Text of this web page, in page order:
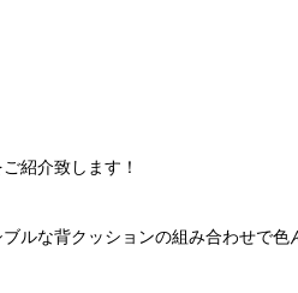
紹介致します！
ルな背クッションの組み合わせで